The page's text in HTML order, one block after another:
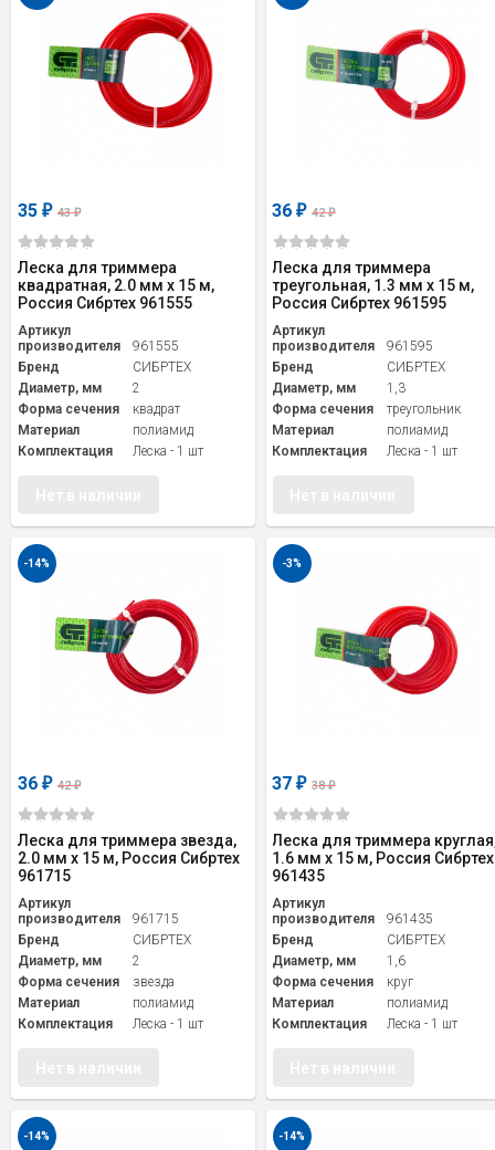
35 ₽ 43₽
Леска для триммера
квадратная, 2.0 мм х 15 м,
Россия Сибртех 961555
Артикул
производителя
961555
Бренд
СИБРТЕХ
Диаметр, мм
2
Форма сечения
квадрат
Материал
полиамид
Комплектация
Леска - 1 шт
36₽ 42₽
Леска для триммера
треугольная, 1.3 мм х 15 м,
Россия Сибртех 961595
Артикул
производителя
961595
Бренд
СИБРТЕХ
Диаметр, мм
1,3
Форма сечения
треугольник
Материал
полиамид
Комплектация
Леска - 1 шт
-14%
36 ₽ 42₽
Леска для триммера звезда,
2.0 мм х 15 м, Россия Сибртех
961715
Артикул
производителя
961715
Бренд
СИБРТЕХ
Диаметр, мм
2
Форма сечения
звезда
Материал
полиамид
Комплектация
Леска - 1 шт
-3%
37₽ 38₽
Леска для триммера
1.6 мм х 15 м, Россия Сибртех
961435
Артикул
производителя
961435
Бренд
СИБРТЕХ
Диаметр, мм
1,6
Форма сечения
круг
Материал
полиамид
Комплектация
Леска - 1 шт
-14% -14%